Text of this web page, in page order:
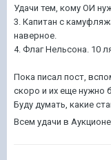
Удачи тем, кому ОИ
3. Капитан с
наверное.
4. Флаг Нельсона. 10
Пока писал пост,
скоро и их еще нужно
Буду думать, какие
Всем удачи в